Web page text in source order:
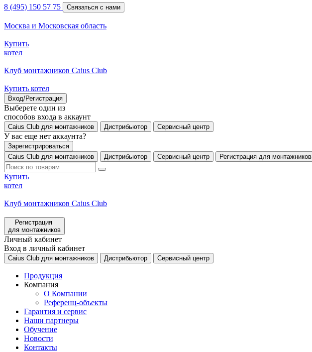
8 (495) 150 57 75 Связаться с нами
Москва и Московская область
Купить
котел
Клуб монтажников Caius Club
Купить котел
Вход/Регистрация
Выберете один из
способов входа в аккаунт
Caius Club для монтажников Дистрибьютор Сервисный центр
У вас еще нет аккаунта?
Зарегистрироваться
Caius Club для монтажников
Дистрибьютор Сервисный центр Регистрация для монтажников
Купить
котел
Клуб монтажников Caius Club
Регистрация
для монтажников
Личный кабинет
Вход в личный кабинет
Caius Club для монтажников Дистрибьютор Сервисный центр
Продукция
Компания
О Компании
Референц-объекты
Гарантия и сервис
Наши партнеры
Обучение
Новости
Контакты